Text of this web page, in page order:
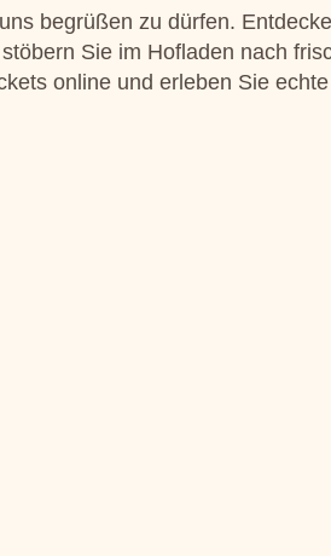
begrüßen zu dürfen.
Sie im Hofladen nach
online und erleben Sie